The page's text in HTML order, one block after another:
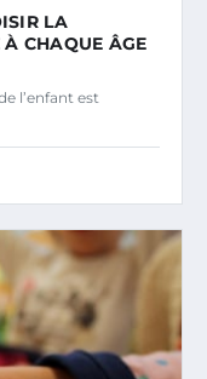
LA
CHAQUE ÂGE
l’enfant est